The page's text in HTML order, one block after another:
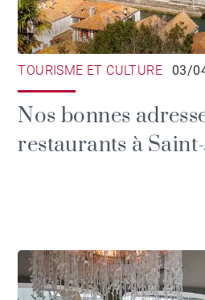
TOURISME ET CULTURE 03/
Nos bonnes
restaurants à